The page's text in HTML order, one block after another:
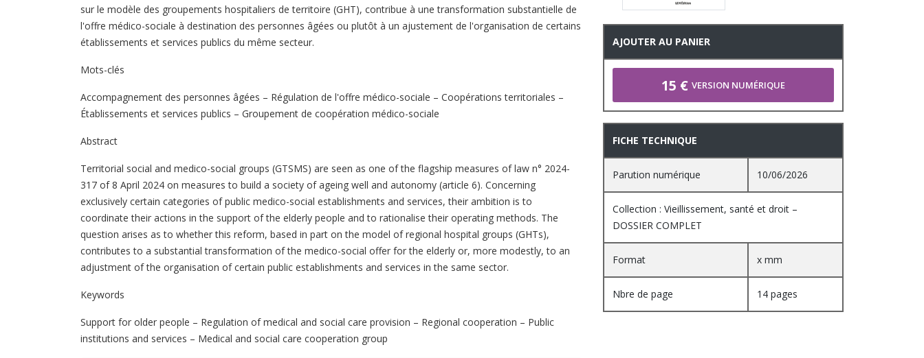
sur le modèle des groupements hospitaliers de territoire (GHT), contribue à une transformation substantielle de
l'offre médico-sociale à destination des personnes âgées ou plutôt à un ajustement de l'organisation de certains
établissements et services publics du même secteur.
Mots-clés
Accompagnement des personnes âgées – Régulation de l'offre médico-sociale – Coopérations territoriales –
Établissements et services publics – Groupement de coopération médico-sociale
Abstract
Territorial social and medico-social groups (GTSMS) are seen as one of the flagship measures of law n° 2024-
317 of 8 April 2024 on measures to build a society of ageing well and autonomy (article 6). Concerning
exclusively certain categories of public medico-social establishments and services, their ambition is to
coordinate their actions in the support of the elderly people and to rationalise their operating methods. The
question arises as to whether this reform, based in part on the model of regional hospital groups (GHTs),
contributes to a substantial transformation of the medico-social offer for the elderly or, more modestly, to an
adjustment of the organisation of certain public establishments and services in the same sector.
Keywords
Support for older people – Regulation of medical and social care provision – Regional cooperation – Public
institutions and services – Medical and social care cooperation group
AJOUTER AU PANIER
15 € VERSION NUMÉRIQUE
FICHE TECHNIQUE
Parution numérique 10/06/2026
Collection : Vieillissement, santé et droit –
DOSSIER COMPLET
Format x mm
Nbre de page 14 pages